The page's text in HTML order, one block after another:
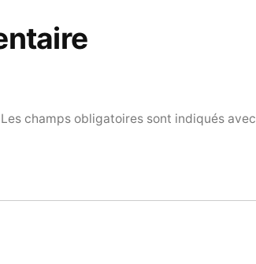
Les champs obligatoires sont indiqués avec